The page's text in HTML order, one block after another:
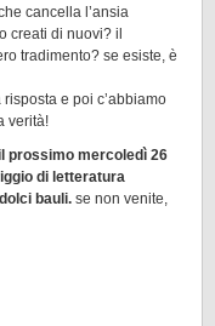
cancella l’ansia
creati di nuovi? il
tradimento? se esiste, è
e poi c’abbiamo
verità!
prossimo mercoledì 26
di letteratura
bauli. se non venite,